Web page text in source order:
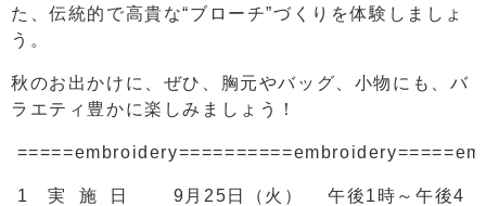
た、伝統的で高貴な“ブローチ”づくりを体験しましょ
う。
秋のお出かけに、ぜひ、胸元やバッグ、小物にも、バ
ラエティ豊かに楽しみましょう！
1 実 施 日 9月25日（火） 午後1時～午後4